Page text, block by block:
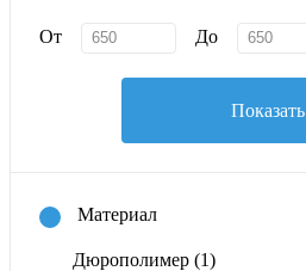
От До
Показать
Материал
Дюрополимер (1)